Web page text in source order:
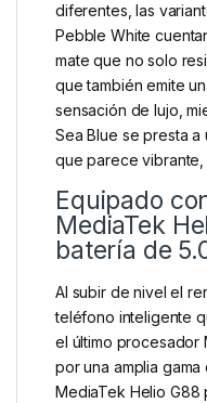
diferentes, las
Pebble White
mate que no solo
que también emite
sensación de lujo,
Sea Blue se presta
que parece vibrante,
Equipado
MediaTek
batería de
Al subir de nivel el
teléfono inteligente
el último procesador
por una amplia gama
MediaTek Helio G88